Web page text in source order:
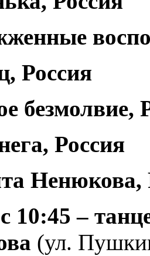
Россия
безмолвие,
Россия
Ненюкова,
с 10:45 –
(ул.